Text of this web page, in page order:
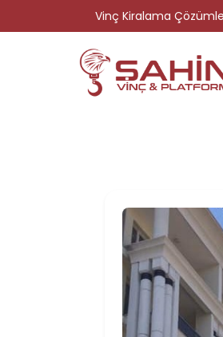
Vinç Kiralama